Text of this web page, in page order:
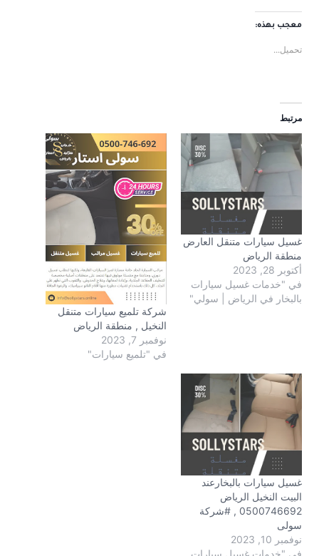
معجب بهذه:
تحميل...
مرتبط
غسيل سيارات متنقل العارض
منطقة الرياض
أكتوبر 28, 2023
في "خدمات غسيل سيارات
بالبخار في الرياض | سولي"
شركة تلميع سيارات متنقل
النخيل , منطقة الرياض
نوفمبر 7, 2023
في "تلميع سيارات"
غسيل سيارات بالبخارعند
البيت النخيل الرياض
0500746692 , #شركة
سولى
نوفمبر 10, 2023
في "خدمات غسيل سيارات